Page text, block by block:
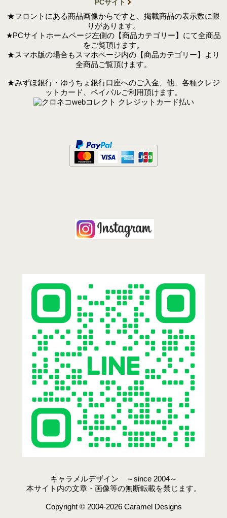
PCサイト
★フロントにある商品画像からですと、掲載商品の表示数に限
りがあります。
★PCサイトホームページ左側の【商品カテゴリー】にて全商品
をご覧頂けます。
★スマホ版の場合もスマホページ内の【商品カテゴリー】より
全商品ご覧頂けます。
★みずほ銀行・ゆうちょ銀行口座へのご入金、他、各種クレジ
ットカード、ペイパルご利用頂けます。
キャラメルデザイン ～since 2004～
本サイト内の文章・画像等の無断転載を禁じます。
Copyright © 2004-2026 Caramel Designs